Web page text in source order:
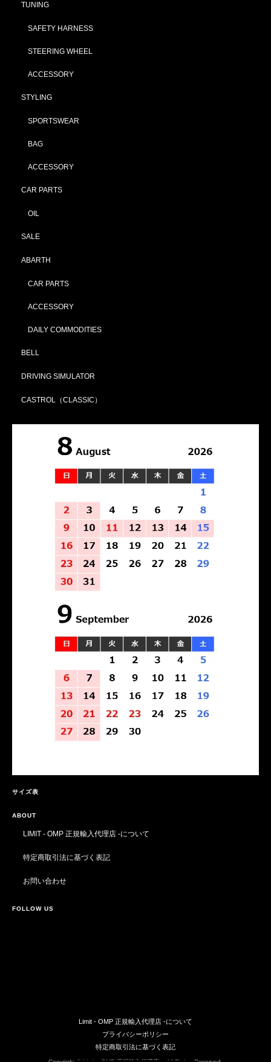
TUNING
SAFETY HARNESS
STEERING WHEEL
ACCESSORY
STYLING
SPORTSWEAR
BAG
ACCESSORY
CAR PARTS
OIL
SALE
ABARTH
CAR PARTS
ACCESSORY
DAILY COMMODITIES
BELL
DRIVING SIMULATOR
CASTROL（CLASSIC）
サイズ表
ABOUT
LIMIT - OMP 正規輸入代理店 -について
特定商取引法に基づく表記
お問い合わせ
FOLLOW US
Limit - OMP 正規輸入代理店 -について
プライバシーポリシー
特定商取引法に基づく表記